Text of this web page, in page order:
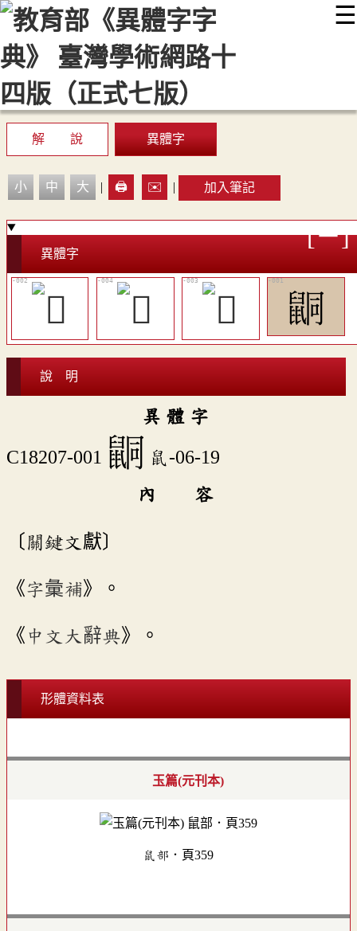
☰
::: 最新消息 常見問題 編輯說明
顯示模式
網站導覽
解 說 異體字
小 中 大 | 🖨️ ✉️ | 加入筆記
異體字
𪕙
說 明
異 體 字
C18207-001 𪕙 鼠-06-19
內 容
〔關鍵文獻〕
《字彙補》。
《中文大辭典》。
形體資料表
玉篇(元刊本)
鼠部．頁359